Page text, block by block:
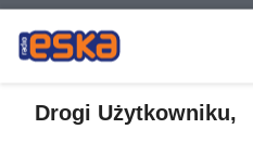
Drogi Użytkowniku,